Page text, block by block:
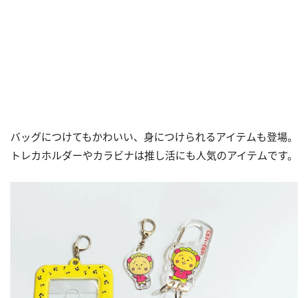
バッグにつけてもかわいい、身につけられるアイテムも登場。
トレカホルダーやカラビナは推し活にも人気のアイテムです。